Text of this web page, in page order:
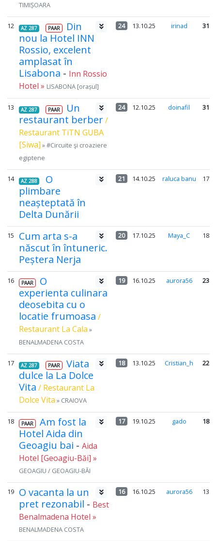
TIMIȘOARA
12 AZ 287 PAAR
Din
nou la Hotel INN
Rossio, excelent
amplasat în
Lisabona - Inn Rossio
Hotel » LISABONA [orașul]
24 13.10.25 irinad
13 AZ 287 PAAR
Un
restaurant berber/
Restaurant TiTN GUBA
[Siwa] » #Circuite şi croaziere
egiptene
24 12.10.25 doinafil
14 AZ 288
O
plimbare
neașteptată în
Delta Dunării
21 14.10.25 raluca banu
15
Cum arta s-a
născut în întuneric.
Peștera Nerja
20 17.10.25 Maya_C
16 PAAR
O
experienta culinara
deosebita cu o
locatie frumoasa /
Restaurant La Cala »
BENALMADENA COSTA
19 16.10.25 aurora56
17 AZ 287 PAAR
Viata
dulce la La Dolce
Vita / Restaurant La
Dolce Vita » CRAIOVA
18 13.10.25 Cristian_h
18 PAAR
Am fost la
Hotel Aida din
Geoagiu bai - Aida
Hotel [Geoagiu-Băi] »
GEOAGIU / GEOAGIU-BĂI
17 19.10.25 gado
19
O vacanta la un
pret rezonabil - Best
Benalmadena Hotel »
BENALMADENA COSTA
16 16.10.25 aurora56